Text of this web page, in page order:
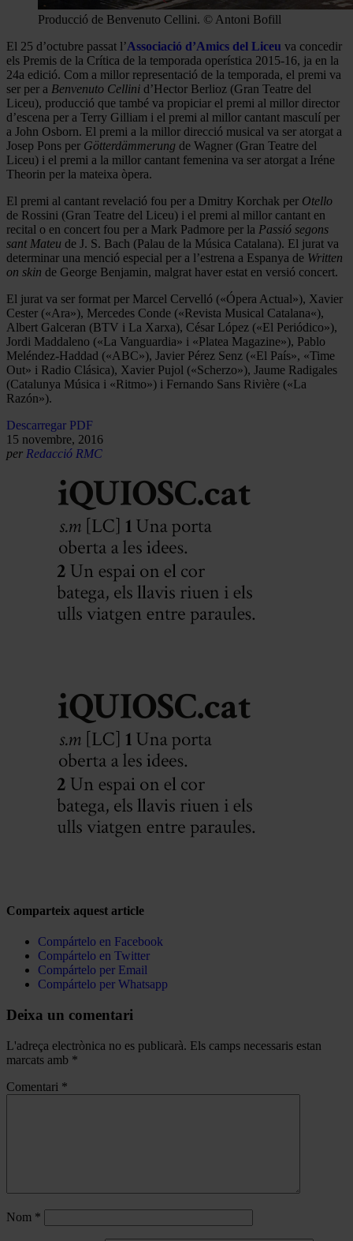
Producció de Benvenuto Cellini. © Antoni Bofill
El 25 d’octubre passat l’Associació d’Amics del Liceu va concedir
els Premis de la Crítica de la temporada operística 2015-16, ja en la
24a edició. Com a millor representació de la temporada, el premi va
ser per a Benvenuto Cellini d’Hector Berlioz (Gran Teatre del
Liceu), producció que també va propiciar el premi al millor director
d’escena per a Terry Gilliam i el premi al millor cantant masculí per
a John Osborn. El premi a la millor direcció musical va ser atorgat a
Josep Pons per Götterdämmerung de Wagner (Gran Teatre del
Liceu) i el premi a la millor cantant femenina va ser atorgat a Iréne
Theorin per la mateixa òpera.
El premi al cantant revelació fou per a Dmitry Korchak per Otello
de Rossini (Gran Teatre del Liceu) i el premi al millor cantant en
recital o en concert fou per a Mark Padmore per la Passió segons
sant Mateu de J. S. Bach (Palau de la Música Catalana). El jurat va
determinar una menció especial per a l’estrena a Espanya de Written
on skin de George Benjamin, malgrat haver estat en versió concert.
El jurat va ser format per Marcel Cervelló («Ópera Actual»), Xavier
Cester («Ara»), Mercedes Conde («Revista Musical Catalana«),
Albert Galceran (BTV i La Xarxa), César López («El Periódico»),
Jordi Maddaleno («La Vanguardia» i «Platea Magazine»), Pablo
Meléndez-Haddad («ABC»), Javier Pérez Senz («El País», «Time
Out» i Radio Clásica), Xavier Pujol («Scherzo»), Jaume Radigales
(Catalunya Música i «Ritmo») i Fernando Sans Rivière («La
Razón»).
Descarregar PDF
15 novembre, 2016
per Redacció RMC
Comparteix aquest article
Compártelo en Facebook
Compártelo en Twitter
Compártelo per Email
Compártelo per Whatsapp
Deixa un comentari
L'adreça electrònica no es publicarà. Els camps necessaris estan
marcats amb *
Comentari *
Nom *